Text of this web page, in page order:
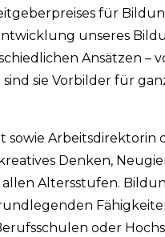
für
unseres
Ansätzen –
sie Vorbilder für
Arbeitsdirektorin
Denken,
Altersstufen.
oder